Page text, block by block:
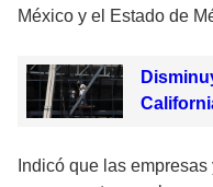
México y el Estado de
Indicó que las